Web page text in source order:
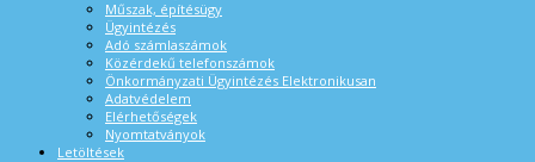
Műszak, építésügy
Ügyintézés
Adó számlaszámok
Közérdekű telefonszámok
Önkormányzati Ügyintézés Elektronikusan
Adatvédelem
Elérhetőségek
Nyomtatványok
Letöltések